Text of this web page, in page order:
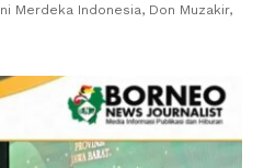
Merdeka Indonesia, Don Muzakir,